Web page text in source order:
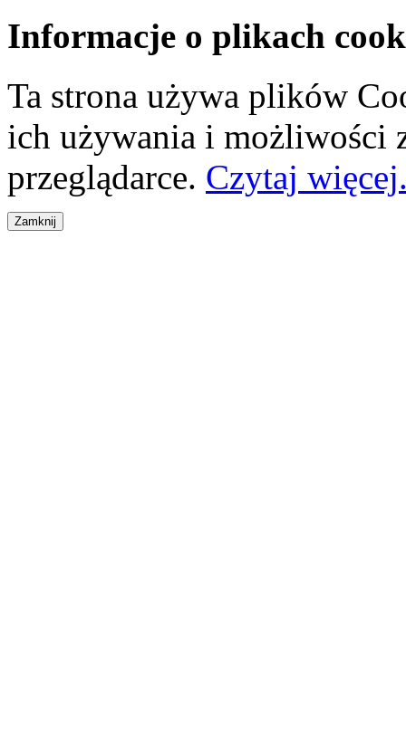
Informacje o plikach
Ta strona używa plików
ich używania i możliwości
przeglądarce. Czytaj